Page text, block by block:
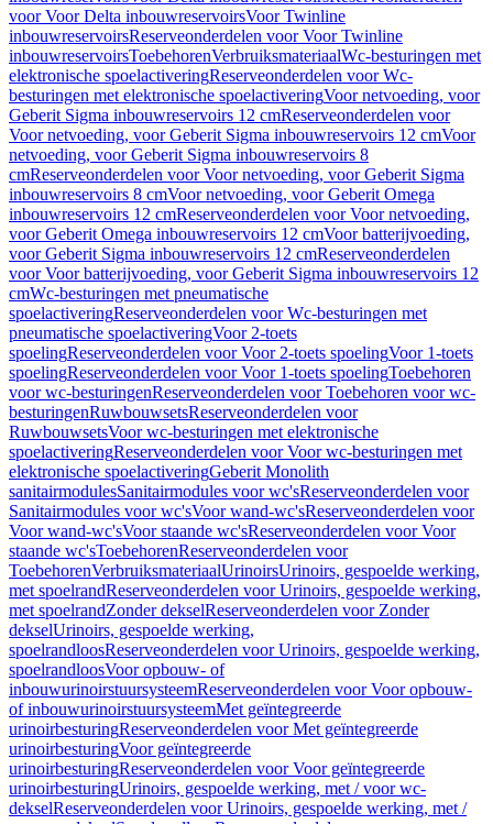
voor Voor Delta inbouwreservoirsVoor Twinline
inbouwreservoirsReserveonderdelen voor Voor Twinline
inbouwreservoirsToebehorenVerbruiksmateriaalWc-besturingen met
elektronische spoelactiveringReserveonderdelen voor Wc-
besturingen met elektronische spoelactiveringVoor netvoeding, voor
Geberit Sigma inbouwreservoirs 12 cmReserveonderdelen voor
Voor netvoeding, voor Geberit Sigma inbouwreservoirs 12 cmVoor
netvoeding, voor Geberit Sigma inbouwreservoirs 8
cmReserveonderdelen voor Voor netvoeding, voor Geberit Sigma
inbouwreservoirs 8 cmVoor netvoeding, voor Geberit Omega
inbouwreservoirs 12 cmReserveonderdelen voor Voor netvoeding,
voor Geberit Omega inbouwreservoirs 12 cmVoor batterijvoeding,
voor Geberit Sigma inbouwreservoirs 12 cmReserveonderdelen
voor Voor batterijvoeding, voor Geberit Sigma inbouwreservoirs 12
cmWc-besturingen met pneumatische
spoelactiveringReserveonderdelen voor Wc-besturingen met
pneumatische spoelactiveringVoor 2-toets
spoelingReserveonderdelen voor Voor 2-toets spoelingVoor 1-toets
spoelingReserveonderdelen voor Voor 1-toets spoelingToebehoren
voor wc-besturingenReserveonderdelen voor Toebehoren voor wc-
besturingenRuwbouwsetsReserveonderdelen voor
RuwbouwsetsVoor wc-besturingen met elektronische
spoelactiveringReserveonderdelen voor Voor wc-besturingen met
elektronische spoelactiveringGeberit Monolith
sanitairmodulesSanitairmodules voor wc'sReserveonderdelen voor
Sanitairmodules voor wc'sVoor wand-wc'sReserveonderdelen voor
Voor wand-wc'sVoor staande wc'sReserveonderdelen voor Voor
staande wc'sToebehorenReserveonderdelen voor
ToebehorenVerbruiksmateriaalUrinoirsUrinoirs, gespoelde werking,
met spoelrandReserveonderdelen voor Urinoirs, gespoelde werking,
met spoelrandZonder dekselReserveonderdelen voor Zonder
dekselUrinoirs, gespoelde werking,
spoelrandloosReserveonderdelen voor Urinoirs, gespoelde werking,
spoelrandloosVoor opbouw- of
inbouwurinoirstuursysteemReserveonderdelen voor Voor opbouw-
of inbouwurinoirstuursysteemMet geïntegreerde
urinoirbesturingReserveonderdelen voor Met geïntegreerde
urinoirbesturingVoor geïntegreerde
urinoirbesturingReserveonderdelen voor Voor geïntegreerde
urinoirbesturingUrinoirs, gespoelde werking, met / voor wc-
dekselReserveonderdelen voor Urinoirs, gespoelde werking, met /